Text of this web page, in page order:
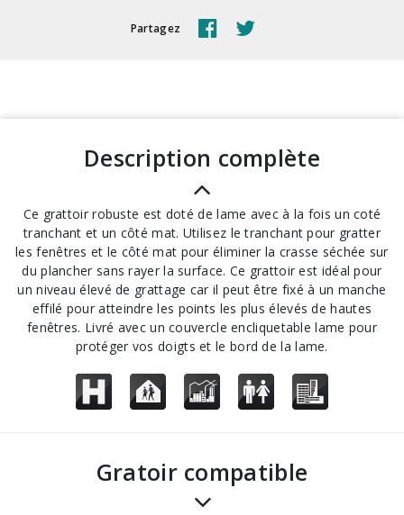
Partagez
description complète
Ce grattoir robuste est doté de lame avec à la fois un coté
tranchant et un côté mat. Utilisez le tranchant pour gratter
les fenêtres et le côté mat pour éliminer la crasse séchée sur
du plancher sans rayer la surface. Ce grattoir est idéal pour
un niveau élevé de grattage car il peut être fixé à un manche
effilé pour atteindre les points les plus élevés de hautes
fenêtres. Livré avec un couvercle encliquetable lame pour
protéger vos doigts et le bord de la lame.
Gratoir compatible